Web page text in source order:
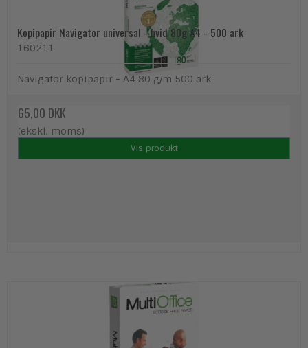
Kopipapir Navigator universal - hvid 80g A4 - 500 ark
160211
Navigator kopipapir - A4 80 g/m 500 ark
65,00 DKK
(ekskl. moms)
Vis produkt